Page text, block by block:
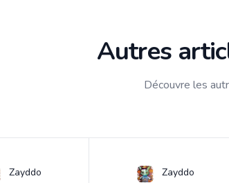
Autres
Découvre les
Zayddo Zayddo